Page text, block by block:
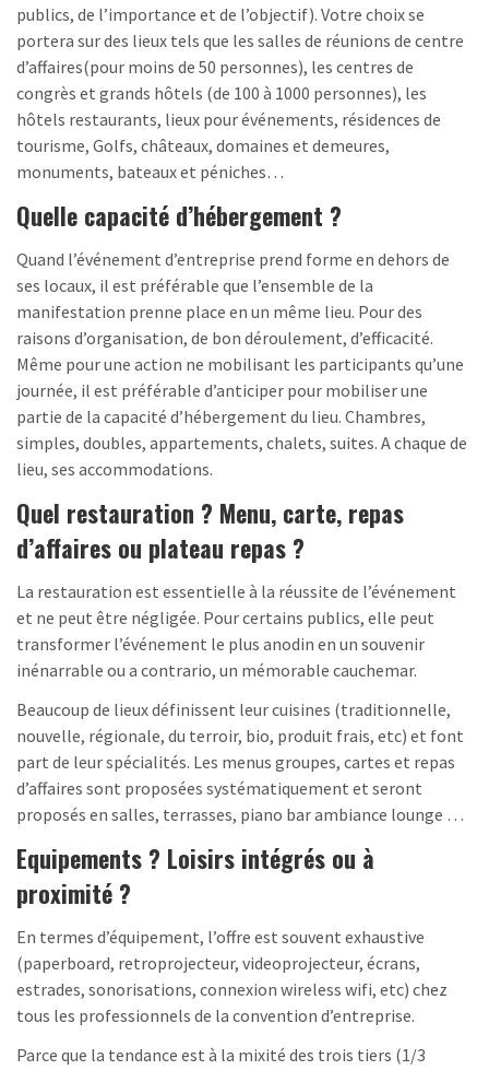
publics, de l’importance et de l’objectif). Votre choix se
portera sur des lieux tels que les salles de réunions de centre
d’affaires(pour moins de 50 personnes), les centres de
congrès et grands hôtels (de 100 à 1000 personnes), les
hôtels restaurants, lieux pour événements, résidences de
tourisme, Golfs, châteaux, domaines et demeures,
monuments, bateaux et péniches…
Quelle capacité d’hébergement ?
Quand l’événement d’entreprise prend forme en dehors de
ses locaux, il est préférable que l’ensemble de la
manifestation prenne place en un même lieu. Pour des
raisons d’organisation, de bon déroulement, d’efficacité.
Même pour une action ne mobilisant les participants qu’une
journée, il est préférable d’anticiper pour mobiliser une
partie de la capacité d’hébergement du lieu. Chambres,
simples, doubles, appartements, chalets, suites. A chaque de
lieu, ses accommodations.
Quel restauration ? Menu, carte, repas
d’affaires ou plateau repas ?
La restauration est essentielle à la réussite de l’événement
et ne peut être négligée. Pour certains publics, elle peut
transformer l’événement le plus anodin en un souvenir
inénarrable ou a contrario, un mémorable cauchemar.
Beaucoup de lieux définissent leur cuisines (traditionnelle,
nouvelle, régionale, du terroir, bio, produit frais, etc) et font
part de leur spécialités. Les menus groupes, cartes et repas
d’affaires sont proposées systématiquement et seront
proposés en salles, terrasses, piano bar ambiance lounge …
Equipements ? Loisirs intégrés ou à
proximité ?
En termes d’équipement, l’offre est souvent exhaustive
(paperboard, retroprojecteur, videoprojecteur, écrans,
estrades, sonorisations, connexion wireless wifi, etc) chez
tous les professionnels de la convention d’entreprise.
Parce que la tendance est à la mixité des trois tiers (1/3